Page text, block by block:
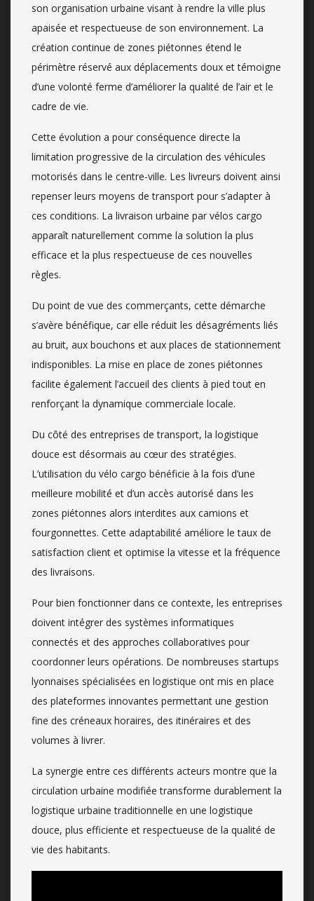
son organisation urbaine visant à rendre la ville plus
apaisée et respectueuse de son environnement. La
création continue de zones piétonnes étend le
périmètre réservé aux déplacements doux et témoigne
d’une volonté ferme d’améliorer la qualité de l’air et le
cadre de vie.
Cette évolution a pour conséquence directe la
limitation progressive de la circulation des véhicules
motorisés dans le centre-ville. Les livreurs doivent ainsi
repenser leurs moyens de transport pour s’adapter à
ces conditions. La livraison urbaine par vélos cargo
apparaît naturellement comme la solution la plus
efficace et la plus respectueuse de ces nouvelles
règles.
Du point de vue des commerçants, cette démarche
s’avère bénéfique, car elle réduit les désagréments liés
au bruit, aux bouchons et aux places de stationnement
indisponibles. La mise en place de zones piétonnes
facilite également l’accueil des clients à pied tout en
renforçant la dynamique commerciale locale.
Du côté des entreprises de transport, la logistique
douce est désormais au cœur des stratégies.
L’utilisation du vélo cargo bénéficie à la fois d’une
meilleure mobilité et d’un accès autorisé dans les
zones piétonnes alors interdites aux camions et
fourgonnettes. Cette adaptabilité améliore le taux de
satisfaction client et optimise la vitesse et la fréquence
des livraisons.
Pour bien fonctionner dans ce contexte, les entreprises
doivent intégrer des systèmes informatiques
connectés et des approches collaboratives pour
coordonner leurs opérations. De nombreuses startups
lyonnaises spécialisées en logistique ont mis en place
des plateformes innovantes permettant une gestion
fine des créneaux horaires, des itinéraires et des
volumes à livrer.
La synergie entre ces différents acteurs montre que la
circulation urbaine modifiée transforme durablement la
logistique urbaine traditionnelle en une logistique
douce, plus efficiente et respectueuse de la qualité de
vie des habitants.